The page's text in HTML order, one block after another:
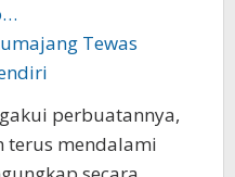
Tewas
perbuatannya,
terus mendalami